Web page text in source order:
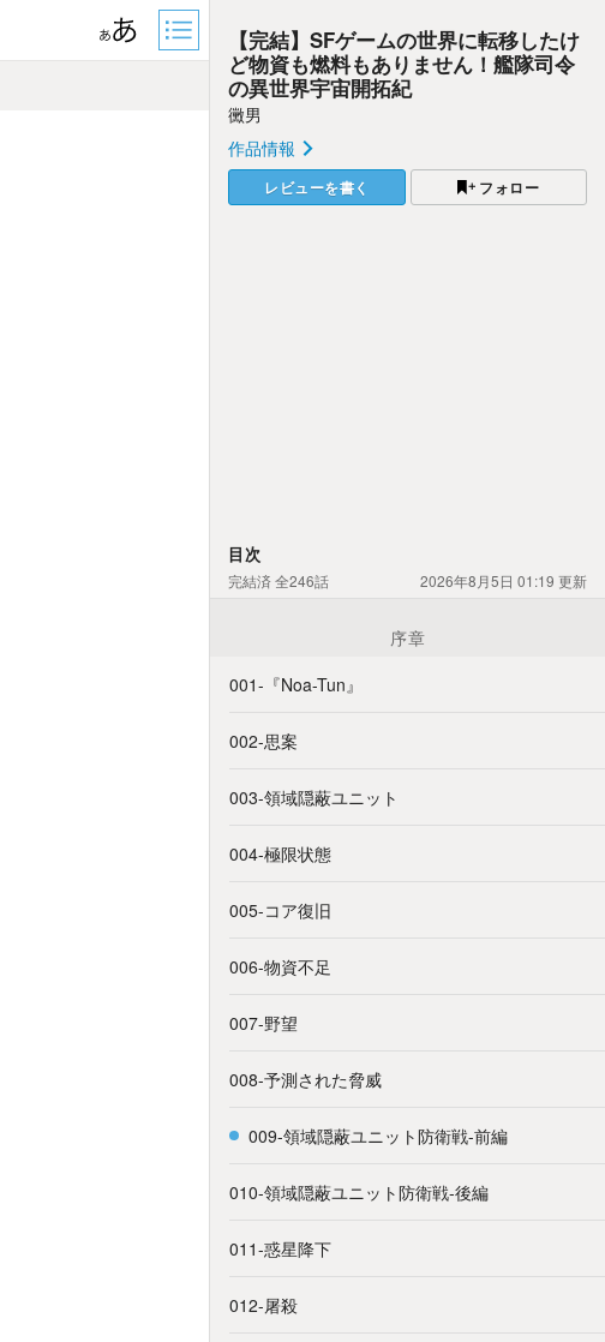
【完結】SFゲームの世界に転移したけ
ど物資も燃料もありません！艦隊司令
の異世界宇宙開拓紀
黴男
作品情報
レビューを書く フォロー
目次
完結済全246話 2026年8月5日 01:19 更新
序章
001-『Noa-Tun』
002-思案
003-領域隠蔽ユニット
004-極限状態
005-コア復旧
006-物資不足
007-野望
008-予測された脅威
009-領域隠蔽ユニット防衛戦-前編
010-領域隠蔽ユニット防衛戦-後編
011-惑星降下
012-屠殺